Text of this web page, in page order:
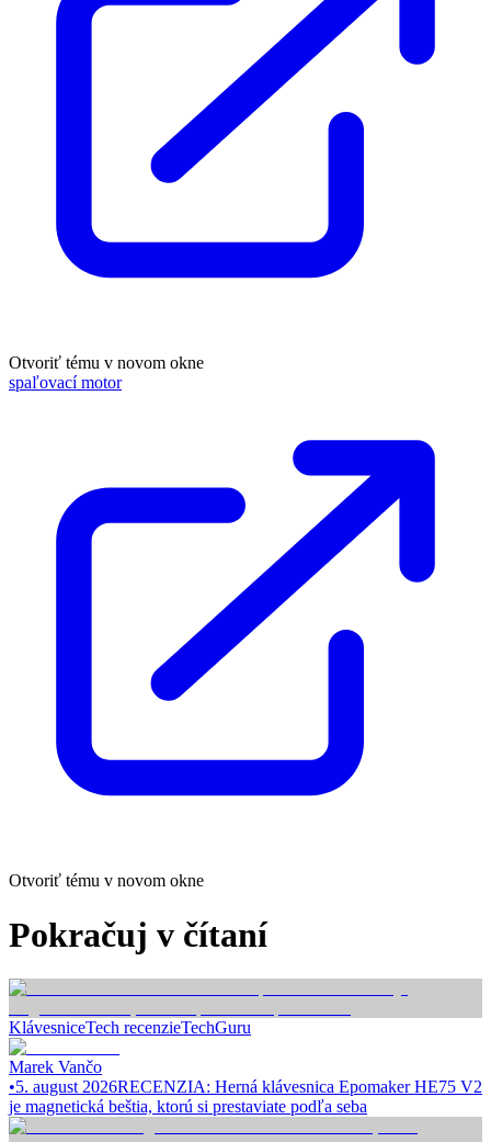
Otvoriť tému v novom okne
spaľovací motor
Otvoriť tému v novom okne
Pokračuj v čítaní
KlávesniceTech recenzieTechGuru
Marek Vančo
•5. august 2026RECENZIA: Herná klávesnica Epomaker HE75 V2
je magnetická beštia, ktorú si prestaviate podľa seba